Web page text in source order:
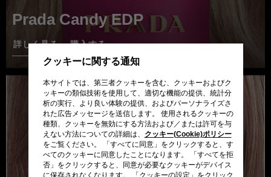
クッキーに関する通知
本サイトでは、第三者クッキーを含む、クッキーおよびク
ッキーの類似技術を使用して、適切な機能の提供、統計分
析の実行、より良い体験の提供、およびパーソナライズさ
れた広告メッセージを送信します。 使用されるクッキーの
種類、クッキーを無効にする方法および／または許可を与
えない方法についての詳細は、
クッキー(Cookie)ポリシー
をご覧ください。 「すべてに同意」をクリックすると、す
べてのクッキーに同意したことになります。 「すべてを拒
否」をクリックすると、同意が必要なクッキーがデバイス
Prada Candy EDP
詳しく見る 購入する